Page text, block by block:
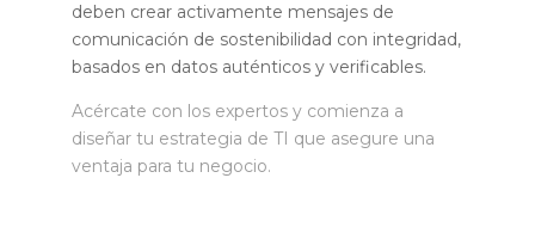
deben crear activamente mensajes de
comunicación de sostenibilidad con integridad,
basados en datos auténticos y verificables.
Acércate con los expertos y comienza a
diseñar tu estrategia de TI que asegure una
ventaja para tu negocio.